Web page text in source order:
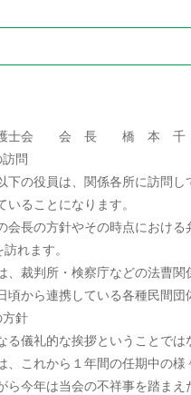
弁護士会 会 長 橋 本 千
問
下の役員は、関係各所に訪問
ることになります。
会長の方針やその時点におけ
れます。
、裁判所・検察庁などの法曹
頃から連携している各種民間団
針
る儀礼的な挨拶ということで
、これから１年間の任期中の
ら今年は当会の不祥事を踏ま